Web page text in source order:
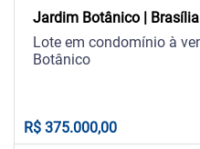
Jardim Botânico | Brasília
Lote em condomínio à
Botânico
R$ 375.000,00